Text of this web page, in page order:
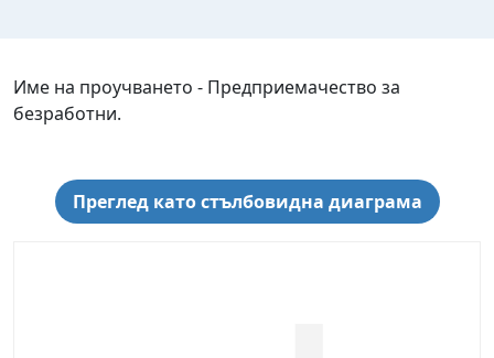
Име на проучването - Предприемачество за
безработни.
Преглед като стълбовидна диаграма